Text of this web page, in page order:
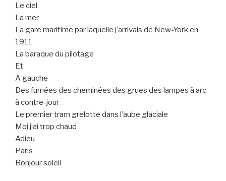
Le ciel
La mer
La gare maritime par laquelle j’arrivais de New-York en
1911
La baraque du pilotage
Et
A gauche
Des fumées des cheminées des grues des lampes à arc
à contre-jour
Le premier tram grelotte dans l’aube glaciale
Moi j’ai trop chaud
Adieu
Paris
Bonjour soleil